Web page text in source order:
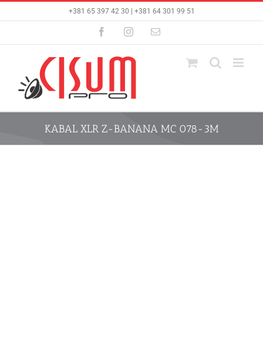
+381 65 397 42 30 | +381 64 301 99 51
FacebookInstagramEmail
KABAL XLR Z-BANANA MC 078-3M